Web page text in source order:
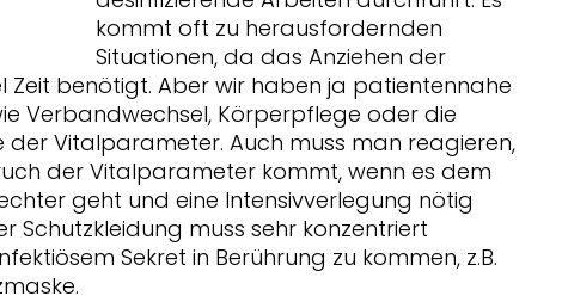
kommt oft zu herausfordernden
Situationen, da das Anziehen der
Zeit benötigt. Aber wir haben ja patientennahe
Verbandwechsel, Körperpflege oder die
Vitalparameter. Auch muss man reagieren,
der Vitalparameter kommt, wenn es dem
geht und eine Intensivverlegung nötig
Schutzkleidung muss sehr konzentriert
Sekret in Berührung zu kommen, z.B.